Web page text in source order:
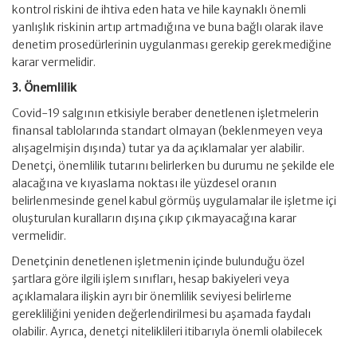
kontrol riskini de ihtiva eden hata ve hile kaynaklı önemli
yanlışlık riskinin artıp artmadığına ve buna bağlı olarak ilave
denetim prosedürlerinin uygulanması gerekip gerekmediğine
karar vermelidir.
3. Önemlilik
Covid-19 salgının etkisiyle beraber denetlenen işletmelerin
finansal tablolarında standart olmayan (beklenmeyen veya
alışagelmişin dışında) tutar ya da açıklamalar yer alabilir.
Denetçi, önemlilik tutarını belirlerken bu durumu ne şekilde ele
alacağına ve kıyaslama noktası ile yüzdesel oranın
belirlenmesinde genel kabul görmüş uygulamalar ile işletme içi
oluşturulan kuralların dışına çıkıp çıkmayacağına karar
vermelidir.
Denetçinin denetlenen işletmenin içinde bulunduğu özel
şartlara göre ilgili işlem sınıfları, hesap bakiyeleri veya
açıklamalara ilişkin ayrı bir önemlilik seviyesi belirleme
gerekliliğini yeniden değerlendirilmesi bu aşamada faydalı
olabilir. Ayrıca, denetçi niteliklileri itibarıyla önemli olabilecek